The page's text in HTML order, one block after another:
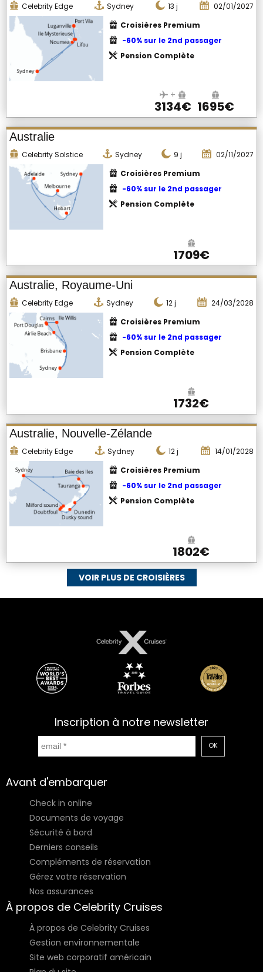
Celebrity Edge Sydney 13 j
02/01/2027
Croisières Premium
-60% sur le 2nd passager
Pension Complète
+
3134€ 1695€
Australie
Celebrity Solstice Sydney 9 j
02/11/2027
Croisières Premium
-60% sur le 2nd passager
Pension Complète
1709€
Australie, Royaume-Uni
Celebrity Edge Sydney 12j
24/03/2028
Croisières Premium
-60% sur le 2nd passager
Pension Complète
1732€
Australie, Nouvelle-Zélande
Celebrity Edge Sydney 12j
14/01/2028
Croisières Premium
-60% sur le 2nd passager
Pension Complète
1802€
VOIR PLUS DE CROISIÈRES
Inscription à notre newsletter
OK
Avant d'embarquer
Check in online
Documents de voyage
Sécurité à bord
Derniers conseils
Compléments de réservation
Gérez votre réservation
Nos assurances
À propos de Celebrity Cruises
À propos de Celebrity Cruises
Gestion environnementale
Site web corporatif américain